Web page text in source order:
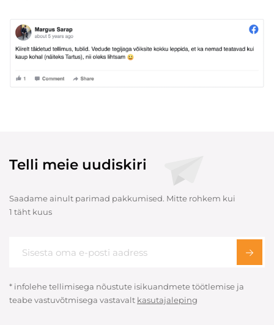
Telli meie uudiskiri
Saadame ainult parimad pakkumised. Mitte rohkem kui
1 täht kuus
* infolehe tellimisega nõustute isikuandmete töötlemise ja
teabe vastuvõtmisega vastavalt kasutajaleping